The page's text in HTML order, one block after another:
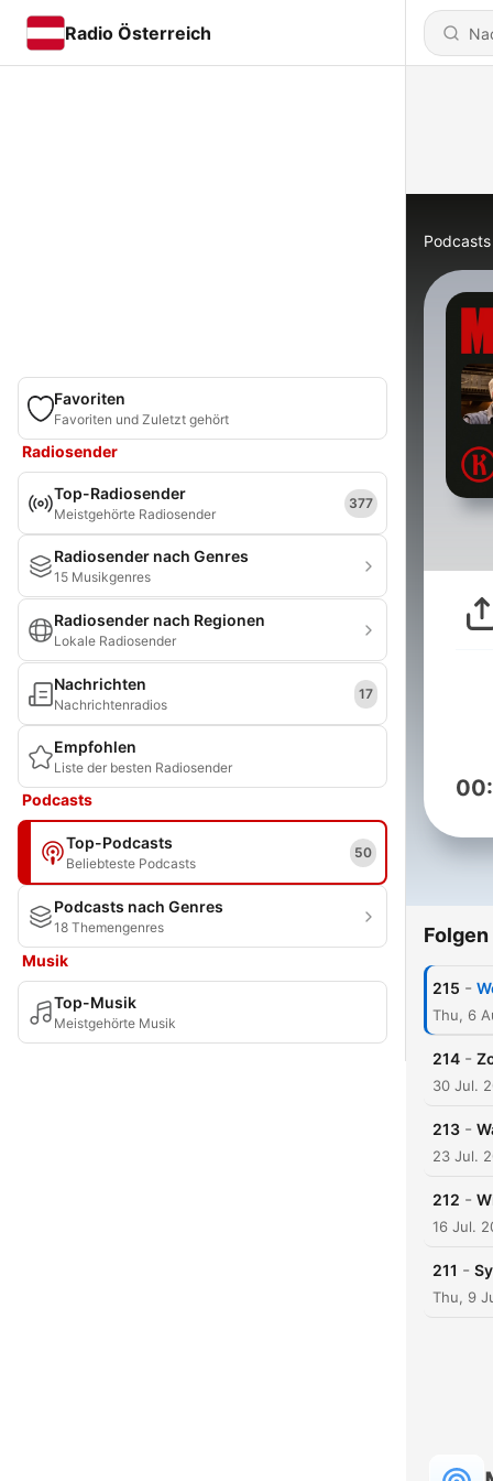
Radio Österreich
Favoriten
Favoriten und Zuletzt gehört
Radiosender
Top-Radiosender
Meistgehörte Radiosender
377
Radiosender nach Genres
15 Musikgenres
Radiosender nach Regionen
Lokale Radiosender
Nachrichten
Nachrichtenradios
17
Empfohlen
Liste der besten Radiosender
Podcasts
Top-Podcasts
Beliebteste Podcasts
50
Podcasts nach Genres
18 Themengenres
Musik
Top-Musik
Meistgehörte Musik
Podcasts
Folgen
215 -
Thu, 6
214 -
30 Jul.
213 -
23 Jul.
212 -
16 Jul.
211 -
Thu, 9